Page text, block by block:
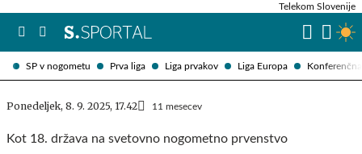
SP v nogometu Prva liga Liga prvakov Liga Europa
Telekom Slovenije
Ponedeljek, 8. 9. 2025, 17.42 11 mesecev
Kot 18. država na svetovno nogometno prvenstvo